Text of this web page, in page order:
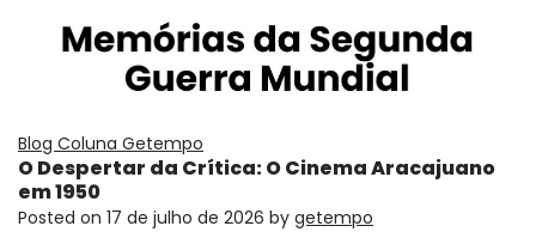
Blog Coluna Getempo
O Despertar da Crítica: O Cinema Aracajuano
em 1950
Posted on 17 de julho de 2026 by getempo